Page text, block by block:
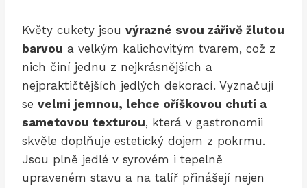
Květy cukety jsou výrazné svou zářivě žlutou
barvou a velkým kalichovitým tvarem, což z
nich činí jednu z nejkrásnějších a
nejpraktičtějších jedlých dekorací. Vyznačují
se velmi jemnou, lehce oříškovou chutí a
sametovou texturou, která v gastronomii
skvěle doplňuje estetický dojem z pokrmu.
Jsou plně jedlé v syrovém i tepelně
upraveném stavu a na talíř přinášejí nejen